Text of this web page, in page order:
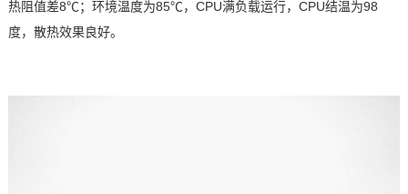
热阻值差8℃；环境温度为85℃，CPU满负载运行，CPU结温为98
度，散热效果良好。